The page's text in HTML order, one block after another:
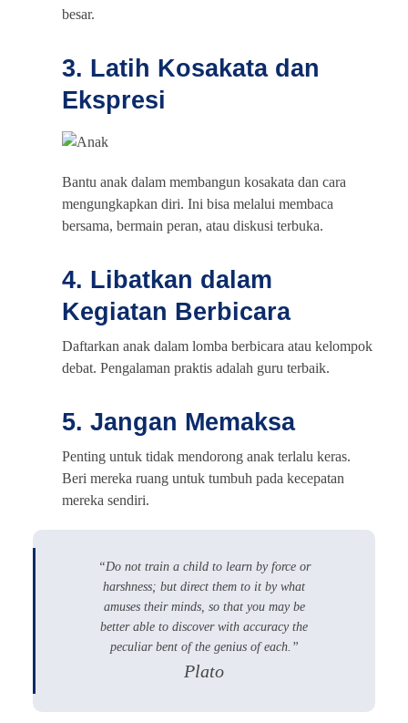
besar.
3. Latih Kosakata dan
Ekspresi
Bantu anak dalam membangun kosakata dan cara
mengungkapkan diri. Ini bisa melalui membaca
bersama, bermain peran, atau diskusi terbuka.
4. Libatkan dalam
Kegiatan Berbicara
Daftarkan anak dalam lomba berbicara atau kelompok
debat. Pengalaman praktis adalah guru terbaik.
5. Jangan Memaksa
Penting untuk tidak mendorong anak terlalu keras.
Beri mereka ruang untuk tumbuh pada kecepatan
mereka sendiri.
“Do not train a child to learn by force or
harshness; but direct them to it by what
amuses their minds, so that you may be
better able to discover with accuracy the
peculiar bent of the genius of each.”
Plato